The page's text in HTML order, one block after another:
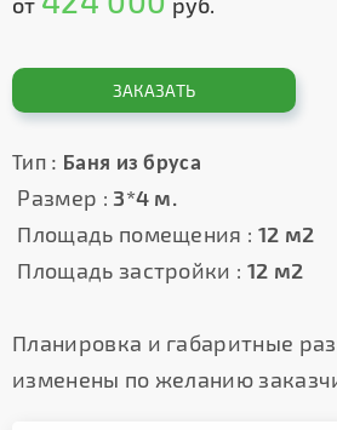
ЗАКАЗАТЬ
Тип : Баня из бруса
Размер : 3*4 м.
Площадь помещения : 12 м2
Площадь застройки : 12 м2
Планировка и габаритные
изменены по желанию